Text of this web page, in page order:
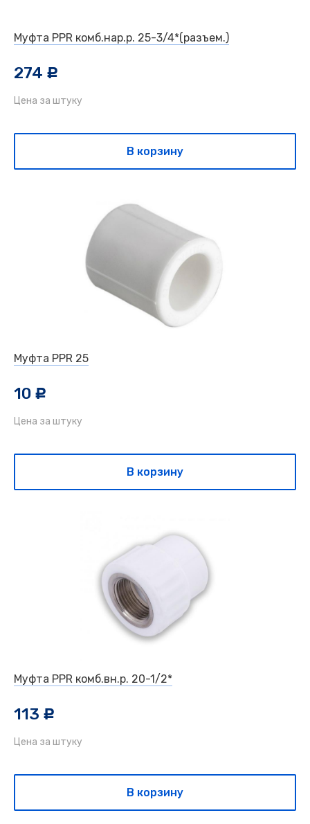
Муфта PPR комб.нар.р. 25-3/4*(разъем.)
274 c
Цена за штуку
В корзину
Муфта PPR 25
10 c
Цена за штуку
В корзину
Муфта PPR комб.вн.р. 20-1/2*
113 c
Цена за штуку
В корзину